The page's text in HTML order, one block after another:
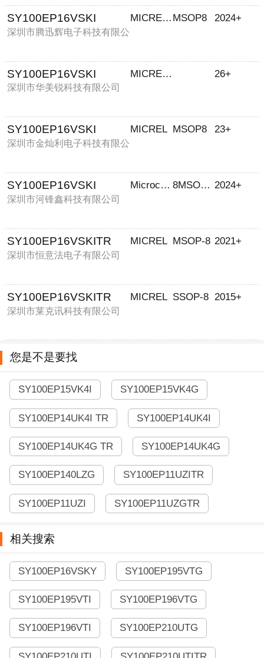
SY100EP16VSKI
深圳市腾迅辉电子科技有限公
MICREL/麦瑞 MSOP8 2024+
SY100EP16VSKI
深圳市华美锐科技有限公司
MICREL TX95 26+
SY100EP16VSKI
深圳市金灿利电子科技有限公
MICREL MSOP8 23+
SY100EP16VSKI
深圳市河锋鑫科技有限公司
Microchip 8MSOPEP 2024+
SY100EP16VSKITR
深圳市恒意法电子有限公司
MICREL MSOP-8 2021+
SY100EP16VSKITR
深圳市莱克讯科技有限公司
MICREL SSOP-8 2015+
您是不是要找
SY100EP15VK4I SY100EP15VK4G
SY100EP14UK4I TR SY100EP14UK4I
SY100EP14UK4G TR SY100EP14UK4G
SY100EP140LZG SY100EP11UZITR
SY100EP11UZI SY100EP11UZGTR
相关搜索
SY100EP16VSKY SY100EP195VTG
SY100EP195VTI SY100EP196VTG
SY100EP196VTI SY100EP210UTG